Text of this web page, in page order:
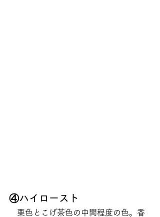
④ハイロースト
栗色とこげ茶色の中間程度の色。香